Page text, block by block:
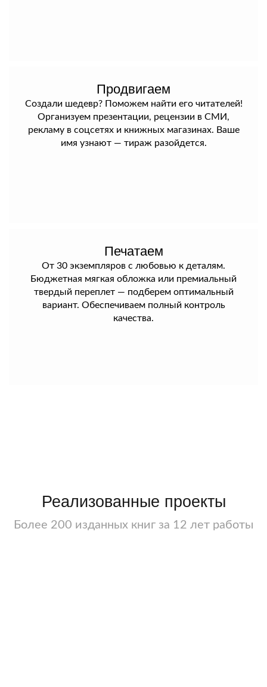
Продвигаем
Создали шедевр? Поможем найти его читателей!
Организуем презентации, рецензии в СМИ,
рекламу в соцсетях и книжных магазинах. Ваше
имя узнают — тираж разойдется.
Печатаем
От 30 экземпляров с любовью к деталям.
Бюджетная мягкая обложка или премиальный
твердый переплет — подберем оптимальный
вариант. Обеспечиваем полный контроль
качества.
Реализованные проекты
Более 200 изданных книг за 12 лет работы